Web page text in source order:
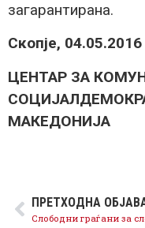
загарантирана.
Скопје, 04.05.2016
ЦЕНТАР ЗА
МАКЕДОНИЈА
ПРЕТХОДНА